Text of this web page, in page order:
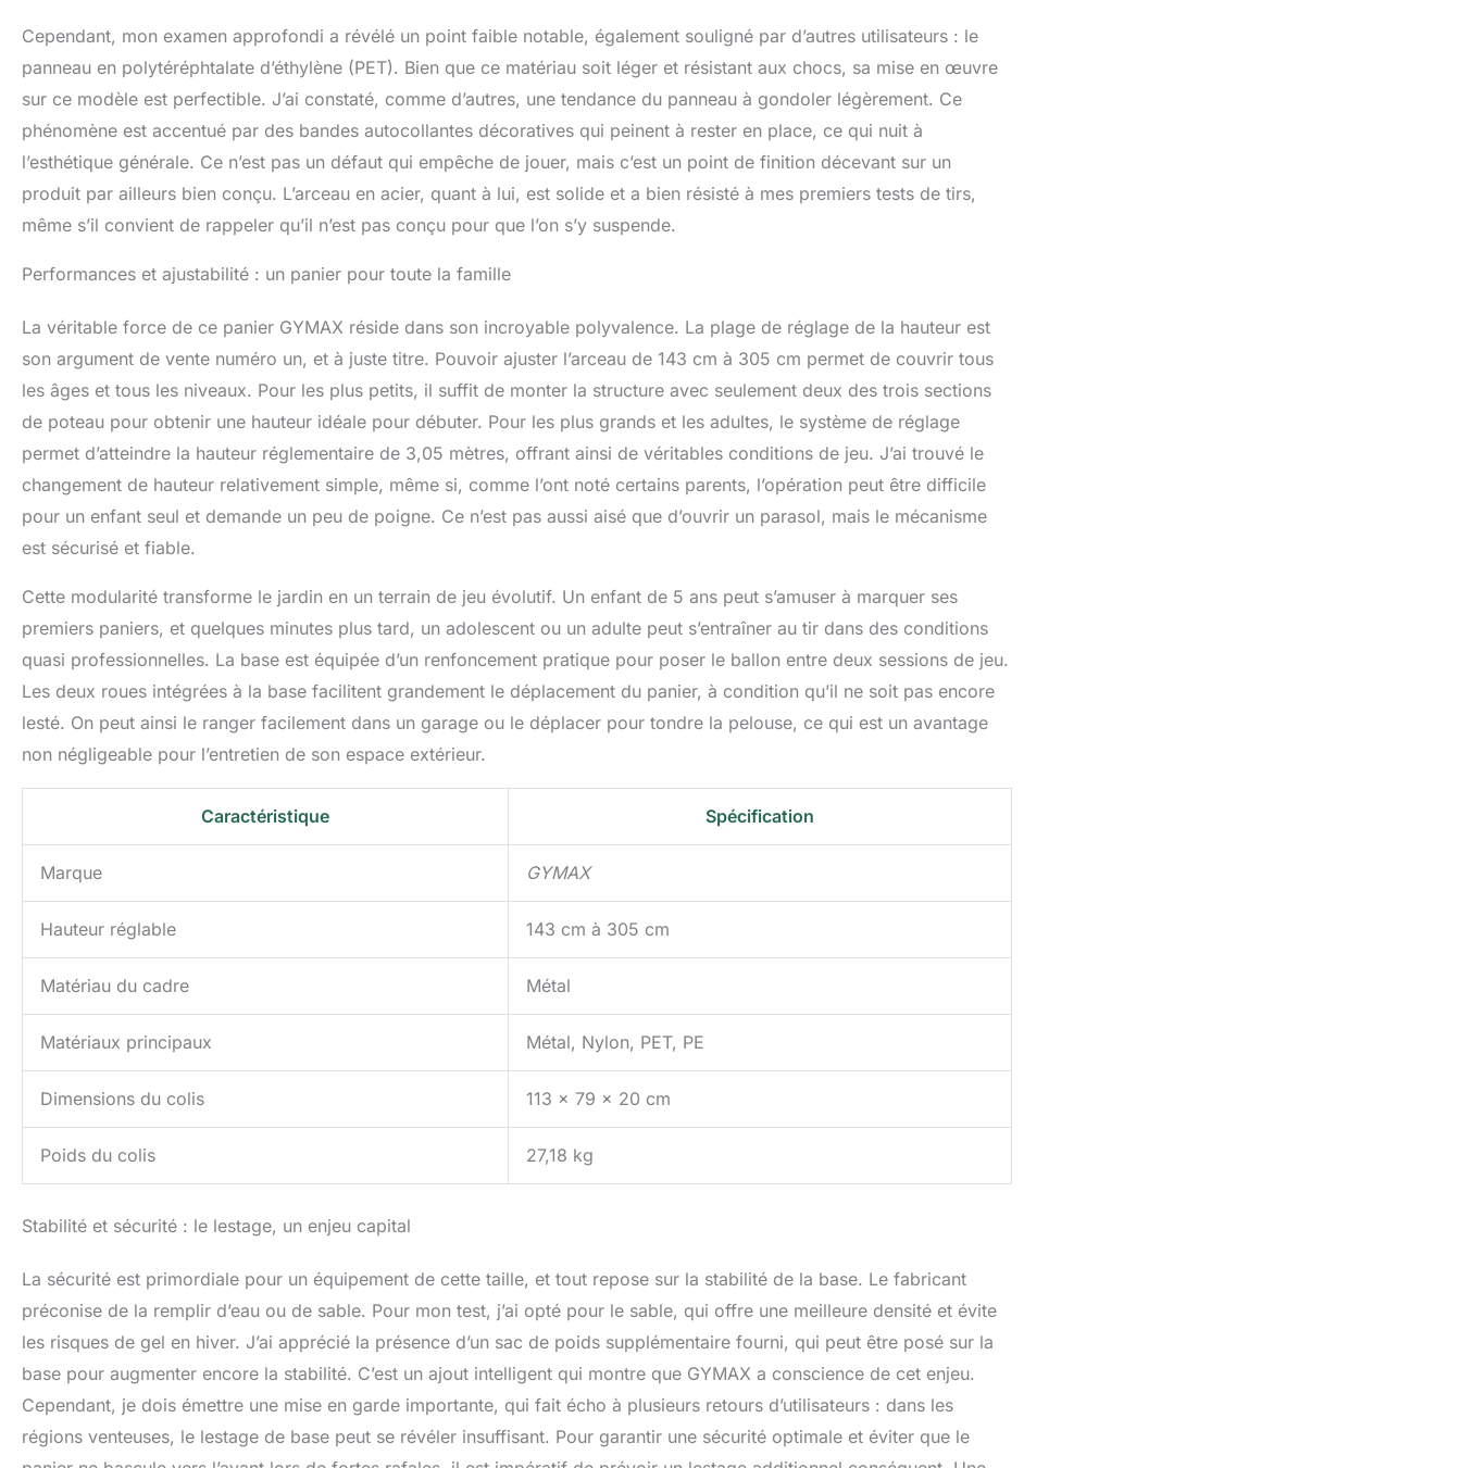
Cependant, mon examen approfondi a révélé un point faible notable, également souligné par d’autres utilisateurs : le
panneau en polytéréphtalate d’éthylène (PET). Bien que ce matériau soit léger et résistant aux chocs, sa mise en œuvre
sur ce modèle est perfectible. J’ai constaté, comme d’autres, une tendance du panneau à gondoler légèrement. Ce
phénomène est accentué par des bandes autocollantes décoratives qui peinent à rester en place, ce qui nuit à
l’esthétique générale. Ce n’est pas un défaut qui empêche de jouer, mais c’est un point de finition décevant sur un
produit par ailleurs bien conçu. L’arceau en acier, quant à lui, est solide et a bien résisté à mes premiers tests de tirs,
même s’il convient de rappeler qu’il n’est pas conçu pour que l’on s’y suspende.
Performances et ajustabilité : un panier pour toute la famille
La véritable force de ce panier GYMAX réside dans son incroyable polyvalence. La plage de réglage de la hauteur est
son argument de vente numéro un, et à juste titre. Pouvoir ajuster l’arceau de 143 cm à 305 cm permet de couvrir tous
les âges et tous les niveaux. Pour les plus petits, il suffit de monter la structure avec seulement deux des trois sections
de poteau pour obtenir une hauteur idéale pour débuter. Pour les plus grands et les adultes, le système de réglage
permet d’atteindre la hauteur réglementaire de 3,05 mètres, offrant ainsi de véritables conditions de jeu. J’ai trouvé le
changement de hauteur relativement simple, même si, comme l’ont noté certains parents, l’opération peut être difficile
pour un enfant seul et demande un peu de poigne. Ce n’est pas aussi aisé que d’ouvrir un parasol, mais le mécanisme
est sécurisé et fiable.
Cette modularité transforme le jardin en un terrain de jeu évolutif. Un enfant de 5 ans peut s’amuser à marquer ses
premiers paniers, et quelques minutes plus tard, un adolescent ou un adulte peut s’entraîner au tir dans des conditions
quasi professionnelles. La base est équipée d’un renfoncement pratique pour poser le ballon entre deux sessions de jeu.
Les deux roues intégrées à la base facilitent grandement le déplacement du panier, à condition qu’il ne soit pas encore
lesté. On peut ainsi le ranger facilement dans un garage ou le déplacer pour tondre la pelouse, ce qui est un avantage
non négligeable pour l’entretien de son espace extérieur.
Caractéristique Spécification
Marque GYMAX
Hauteur réglable 143 cm à 305 cm
Matériau du cadre Métal
Matériaux principaux Métal, Nylon, PET, PE
Dimensions du colis 113 x 79 x 20 cm
Poids du colis 27,18 kg
Stabilité et sécurité : le lestage, un enjeu capital
La sécurité est primordiale pour un équipement de cette taille, et tout repose sur la stabilité de la base. Le fabricant
préconise de la remplir d’eau ou de sable. Pour mon test, j’ai opté pour le sable, qui offre une meilleure densité et évite
les risques de gel en hiver. J’ai apprécié la présence d’un sac de poids supplémentaire fourni, qui peut être posé sur la
base pour augmenter encore la stabilité. C’est un ajout intelligent qui montre que GYMAX a conscience de cet enjeu.
Cependant, je dois émettre une mise en garde importante, qui fait écho à plusieurs retours d’utilisateurs : dans les
régions venteuses, le lestage de base peut se révéler insuffisant. Pour garantir une sécurité optimale et éviter que le